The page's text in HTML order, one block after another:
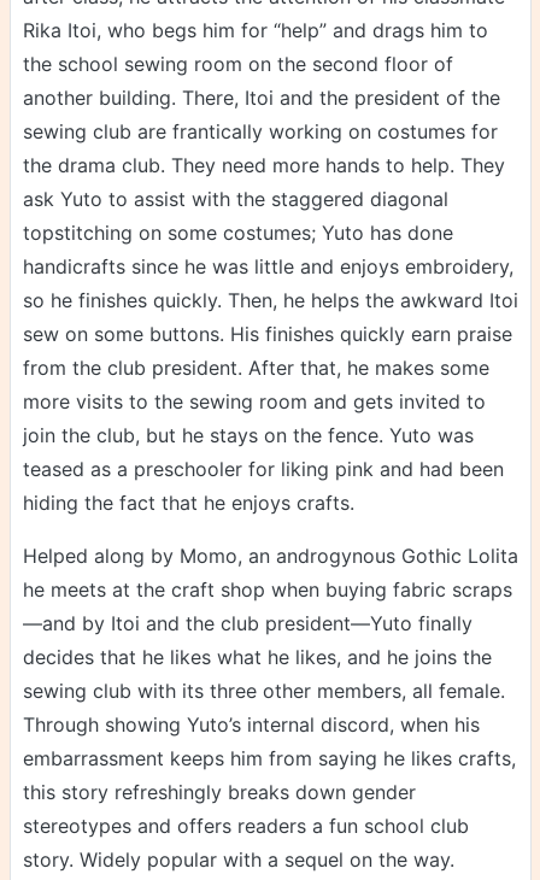
Rika Itoi, who begs him for “help” and drags him to
the school sewing room on the second floor of
another building. There, Itoi and the president of the
sewing club are frantically working on costumes for
the drama club. They need more hands to help. They
ask Yuto to assist with the staggered diagonal
topstitching on some costumes; Yuto has done
handicrafts since he was little and enjoys embroidery,
so he finishes quickly. Then, he helps the awkward Itoi
sew on some buttons. His finishes quickly earn praise
from the club president. After that, he makes some
more visits to the sewing room and gets invited to
join the club, but he stays on the fence. Yuto was
teased as a preschooler for liking pink and had been
hiding the fact that he enjoys crafts.
Helped along by Momo, an androgynous Gothic Lolita
he meets at the craft shop when buying fabric scraps
—and by Itoi and the club president—Yuto finally
decides that he likes what he likes, and he joins the
sewing club with its three other members, all female.
Through showing Yuto’s internal discord, when his
embarrassment keeps him from saying he likes crafts,
this story refreshingly breaks down gender
stereotypes and offers readers a fun school club
story. Widely popular with a sequel on the way.